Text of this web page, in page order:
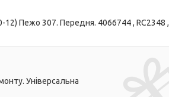
12) Пежо 307. Передня. 4066744 , RC2348 ,
Універсальна